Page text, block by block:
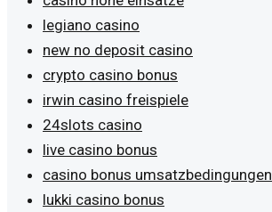
legiano casino
new no deposit casino
crypto casino bonus
irwin casino freispiele
24slots casino
live casino bonus
casino bonus umsatzbedingungen
lukki casino bonus